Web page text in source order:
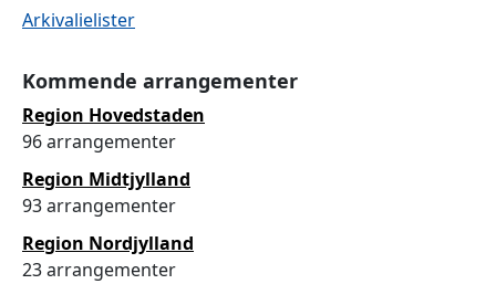
Arkivalielister
Kommende arrangementer
Region Hovedstaden
96 arrangementer
Region Midtjylland
93 arrangementer
Region Nordjylland
23 arrangementer